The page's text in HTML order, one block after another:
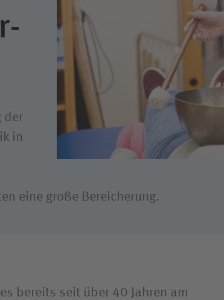
der
in
eine große Bereicherung.
bereits seit über 40 Jahren am